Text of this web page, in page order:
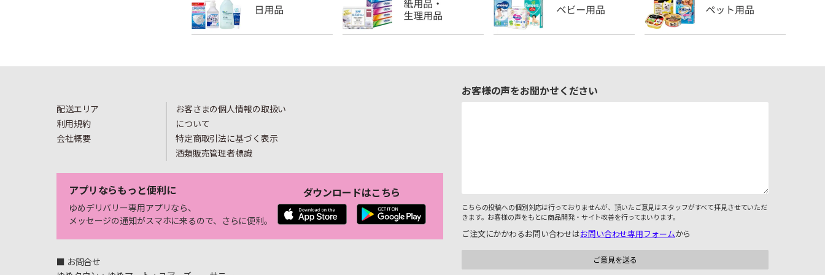
配送エリア
利用規約
会社概要
お客さまの個人情報の取扱い
について
特定商取引法に基づく表示
酒類販売管理者標識
アプリならもっと便利に
ゆめデリバリー専用アプリなら、
メッセージの通知がスマホに来るので、さらに便利。
ダウンロードはこちら
■ お問合せ
お客様の声をお聞かせください
こちらの投稿への個別対応は行っておりませんが、頂いたご意見はスタッフがすべて拝見させていただ
きます。お客様の声をもとに商品開発・サイト改善を行ってまいります。
ご注文にかかわるお問い合わせはお問い合わせ専用フォームから